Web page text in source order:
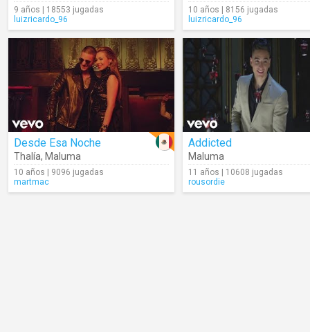
9 años | 18553 jugadas
luizricardo_96
10 años | 8156 jugadas
luizricardo_96
Desde Esa Noche
Thalía, Maluma
10 años | 9096 jugadas
martmac
Addicted
Maluma
11 años | 10608 jugadas
rousordie